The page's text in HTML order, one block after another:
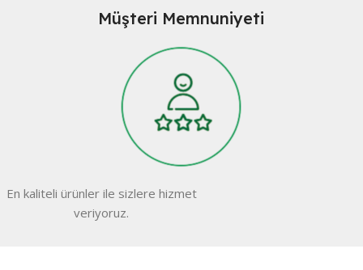
Müşteri Memnuniyeti
En kaliteli ürünler ile sizlere hizmet
veriyoruz.